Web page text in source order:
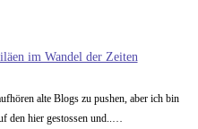
im Wandel der Zeiten
alte Blogs zu pushen, aber ich bin
den hier gestossen und..…